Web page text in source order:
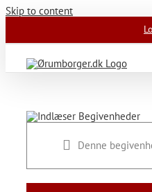
Skip to content
Denne